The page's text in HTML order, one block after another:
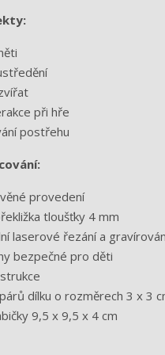
při hře
postřehu
provedení
tloušťky 4 mm
laserové řezání a
bezpečné pro děti
dílku o rozměrech 3 x 3
9,5 x 9,5 x 4 cm